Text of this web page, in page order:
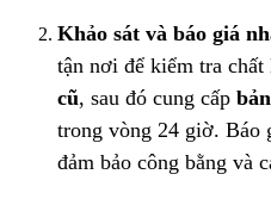
Khảo sát và báo giá
tận nơi để kiểm tra
cũ, sau đó cung cấp
trong vòng 24 giờ. Báo
đảm bảo công bằng và